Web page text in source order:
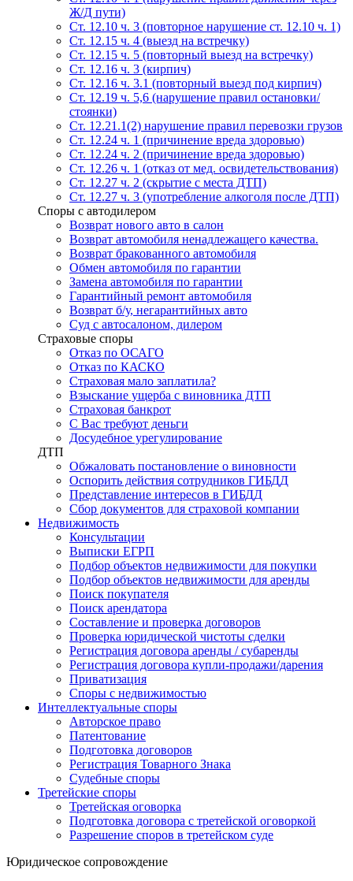
Ж/Д пути)
Ст. 12.10 ч. 3 (повторное нарушение ст. 12.10 ч. 1)
Ст. 12.15 ч. 4 (выезд на встречку)
Ст. 12.15 ч. 5 (повторный выезд на встречку)
Ст. 12.16 ч. 3 (кирпич)
Ст. 12.16 ч. 3.1 (повторный выезд под кирпич)
Ст. 12.19 ч. 5,6 (нарушение правил остановки/
стоянки)
Ст. 12.21.1(2) нарушение правил перевозки грузов
Ст. 12.24 ч. 1 (причинение вреда здоровью)
Ст. 12.24 ч. 2 (причинение вреда здоровью)
Ст. 12.26 ч. 1 (отказ от мед. освидетельствования)
Ст. 12.27 ч. 2 (скрытие с места ДТП)
Ст. 12.27 ч. 3 (употребление алкоголя после ДТП)
Споры с автодилером
Возврат нового авто в салон
Возврат автомобиля ненадлежащего качества.
Возврат бракованного автомобиля
Обмен автомобиля по гарантии
Замена автомобиля по гарантии
Гарантийный ремонт автомобиля
Возврат б/у, негарантийных авто
Суд с автосалоном, дилером
Страховые споры
Отказ по ОСАГО
Отказ по КАСКО
Страховая мало заплатила?
Взыскание ущерба с виновника ДТП
Страховая банкрот
С Вас требуют деньги
Досудебное урегулирование
ДТП
Обжаловать постановление о виновности
Оспорить действия сотрудников ГИБДД
Представление интересов в ГИБДД
Сбор документов для страховой компании
Недвижимость
Консультации
Выписки ЕГРП
Подбор объектов недвижимости для покупки
Подбор объектов недвижимости для аренды
Поиск покупателя
Поиск арендатора
Составление и проверка договоров
Проверка юридической чистоты сделки
Регистрация договора аренды / субаренды
Регистрация договора купли-продажи/дарения
Приватизация
Cпоры с недвижимостью
Интеллектуальные споры
Авторское право
Патентование
Подготовка договоров
Регистрация Товарного Знака
Судебные споры
Третейские споры
Третейская оговорка
Подготовка договора с третейской оговоркой
Разрешение споров в третейском суде
Юридическое сопровождение